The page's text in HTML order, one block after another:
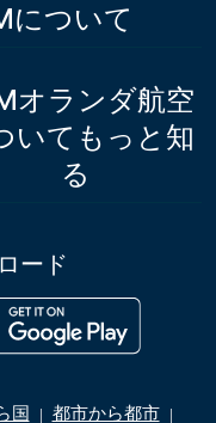
について
オランダ航空
いてもっと知
る
ード
国 | 都市から都市 |